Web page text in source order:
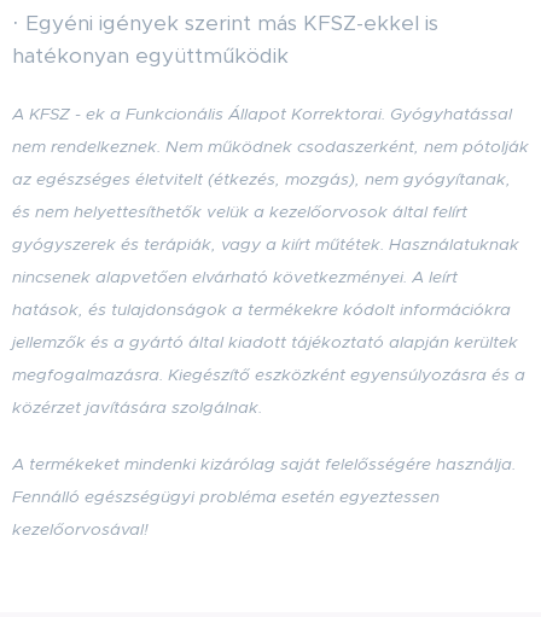
· Egyéni igények szerint más KFSZ-ekkel is
hatékonyan együttműködik
A KFSZ - ek a Funkcionális Állapot Korrektorai. Gyógyhatással
nem rendelkeznek. Nem működnek csodaszerként, nem pótolják
az egészséges életvitelt (étkezés, mozgás), nem gyógyítanak,
és nem helyettesíthetők velük a kezelőorvosok által felírt
gyógyszerek és terápiák, vagy a kiírt műtétek. Használatuknak
nincsenek alapvetően elvárható következményei. A leírt
hatások, és tulajdonságok a termékekre kódolt információkra
jellemzők és a gyártó által kiadott tájékoztató alapján kerültek
megfogalmazásra. Kiegészítő eszközként egyensúlyozásra és a
közérzet javítására szolgálnak.
A termékeket mindenki kizárólag saját felelősségére használja.
Fennálló egészségügyi probléma esetén egyeztessen
kezelőorvosával!